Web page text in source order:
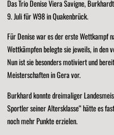
UND
Das Trio Denise Viera Savigne,
9. Juli für W98 in Quakenbrück.
Für Denise war es der erste Wettkampf
Wettkämpfen belegte sie jeweils, in den
Nun ist sie besonders motiviert und
Meisterschaften in Gera vor.
Burkhard konnte dreimaliger
Sportler seiner Altersklasse“ hätte es
noch mehr Punkte erzielen.